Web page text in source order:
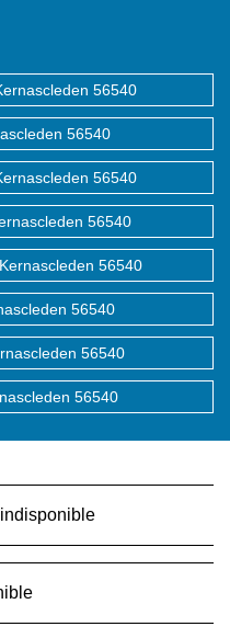
56540
56540
56540
56540
56540
56540
56540
56540
indisponible